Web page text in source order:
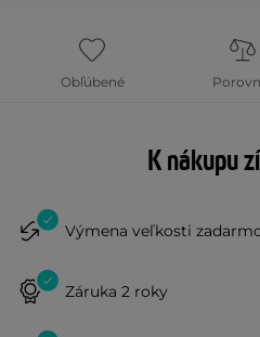
Obľúbené
K nákupu
Výmena veľkosti
Záruka 2 roky